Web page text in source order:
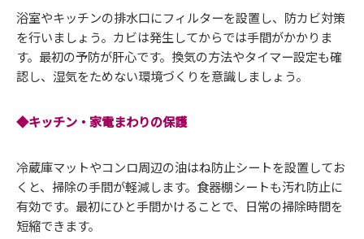
浴室やキッチンの排水口にフィルターを設置し、防カビ対策
を行いましょう。カビは発生してからでは手間がかかりま
す。最初の予防が肝心です。換気の方法やタイマー設定も確
認し、湿気をためない環境づくりを意識しましょう。
◆キッチン・家電まわりの保護
冷蔵庫マットやコンロ周辺の油はね防止シートを設置してお
くと、掃除の手間が軽減します。食器棚シートも汚れ防止に
有効です。最初にひと手間かけることで、日常の掃除時間を
短縮できます。